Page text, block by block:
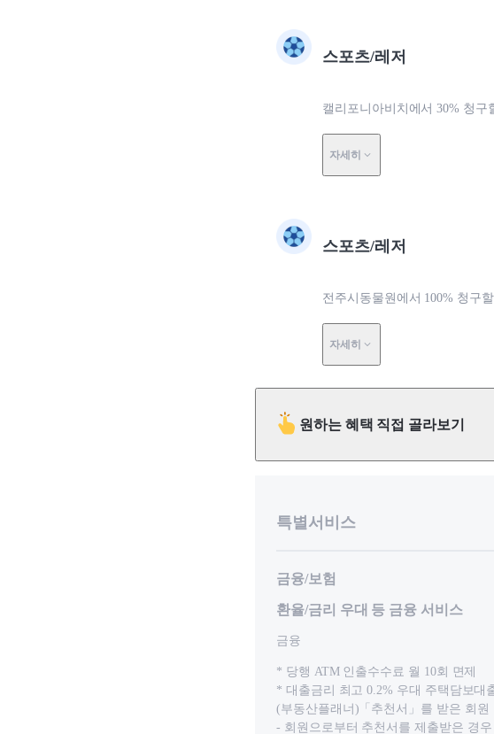
스포츠/레저
캘리포니아비치에서 30% 청구
자세히
스포츠/레저
전주시동물원에서 100% 청구
자세히
원하는 혜택 직접 골라보기
특별서비스
금융/보험
환율/금리 우대 등 금융 서비스
금융
* 당행 ATM 인출수수료 월 10회 면제
* 대출금리 최고 0.2% 우대 주택담보대
(부동산플래너)「추천서」를 받은 회원
- 회원으로부터 추천서를 제출받은 경